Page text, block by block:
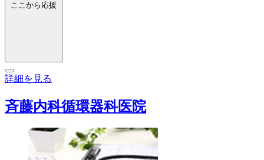
ここから応援
詳細を見る
斉藤内科循環器科医院